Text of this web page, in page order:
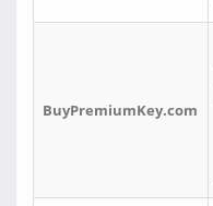
BuyPremiumKey.com